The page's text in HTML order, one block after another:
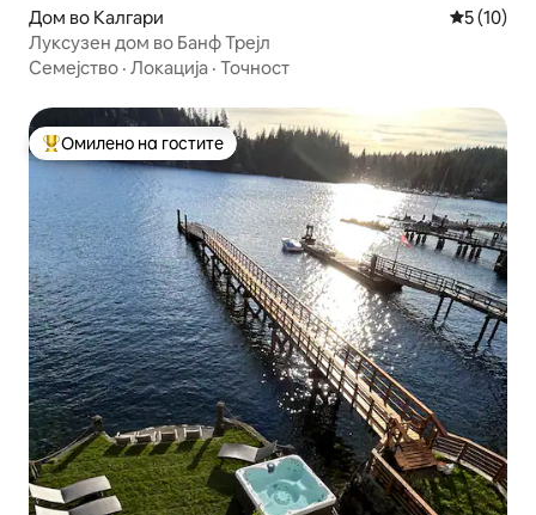
Дом во Калгари Просечна
5 (10)
Луксузен дом во Банф Трејл
Семејство · Локација · Точност
Меѓу најуспешните „Омилени на гостите“
Омилено на гостите